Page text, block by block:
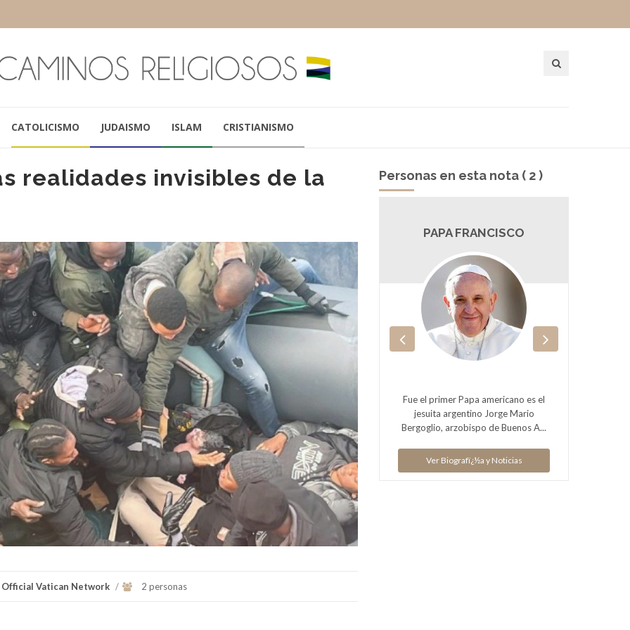
CATOLICISMO JUDAISMO ISLAM CRISTIANISMO
realidades invisibles de la
Official Vatican Network / 2 personas
Personas en esta nota ( 2 )
Fue el primer Papa americano es el
jesuita argentino Jorge Mario
Bergoglio, arzobispo de Buenos A...
Ver Biografï¿½a y Noticias
Ver Biografï¿½a y Noticias
PAPA FRANCISCO
Fue el primer Papa americano es el
jesuita argentino Jorge Mario
Bergoglio, arzobispo de Buenos A...
Ver Biografï¿½a y Noticias